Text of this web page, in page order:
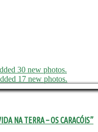
30 new photos.
17 new photos.
NA TERRA – OS CARACÓIS”